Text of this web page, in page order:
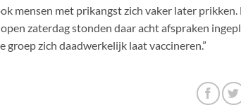
mensen met prikangst zich vaker later
zaterdag stonden daar acht afspraken
groep zich daadwerkelijk laat vaccineren.”